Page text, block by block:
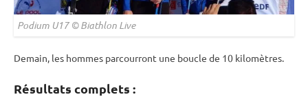
Podium U17 © Biathlon Live
Demain, les hommes parcourront une boucle de 10 kilomètres.
Résultats complets :